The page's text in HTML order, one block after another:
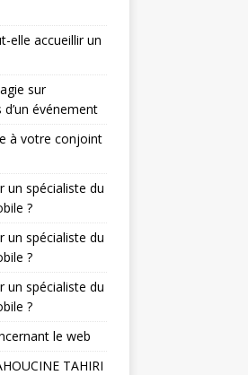
elle accueillir un
sur
événement
à votre conjoint
un spécialiste du
?
un spécialiste du
?
un spécialiste du
?
le web
TAHIRI